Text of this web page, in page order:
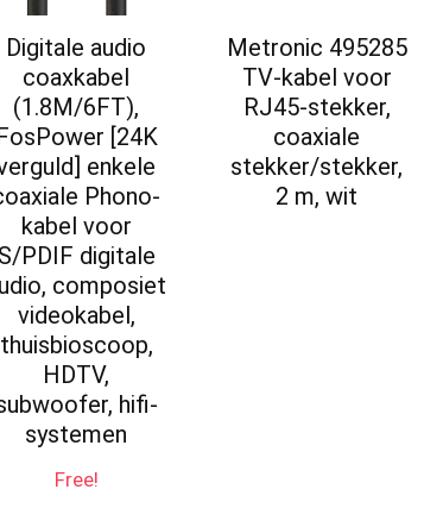
Digitale audio
coaxkabel
(1.8M/6FT),
[24K
enkele
Phono-
kabel voor
S/PDIF digitale
composiet
videokabel,
thuisbioscoop,
HDTV,
hifi-
systemen
Free!
Metronic 495285
TV-kabel voor
RJ45-stekker,
coaxiale
stekker/stekker,
2 m, wit